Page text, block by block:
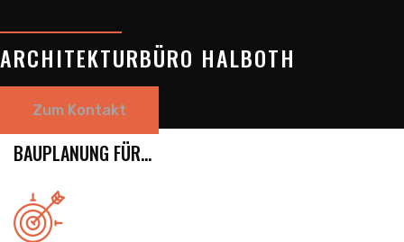
ARCHITEKTURBÜRO HALBOTH
Zum Kontakt
BAUPLANUNG FÜR...